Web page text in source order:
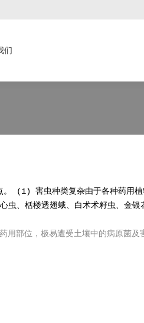
们
(1) 害虫种类复杂由于各种药用植
虫、栝楼透翅蛾、白术术籽虫、金
部位，极易遭受土壤中的病原菌及